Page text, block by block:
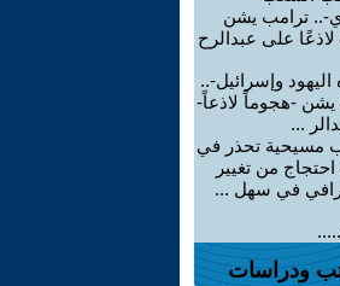
.. ترامب يشن
على عبدالرح
اليهود وإسرائيل-..
-هجوماً لاذعاً-
...
مسيحية تحذر في
من تغيير
في سهل ...
ودراسات